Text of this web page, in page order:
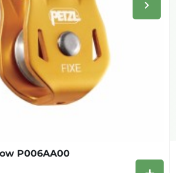
keyboard_arrow_right
P006AA00